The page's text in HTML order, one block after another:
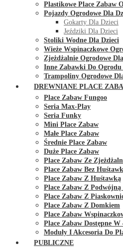
Plastikowe Place Zabaw
Pojazdy Ogrodowe Dla
Gokarty Dla Dzieci
Jeździki Dla Dzieci
Stoliki Wodne Dla Dzieci
Wieże Wspinaczkowe
Zjeżdżalnie Ogrodowe
Inne Zabawki Do Ogrodu
Trampoliny Ogrodowe
DREWNIANE PLACE
Place Zabaw Fungoo
Seria Max-Play
Seria Funky
Mini Place Zabaw
Małe Place Zabaw
Średnie Place Zabaw
Duże Place Zabaw
Place Zabaw Ze
Place Zabaw Bez
Place Zabaw Z Huśtawką
Place Zabaw Z
Place Zabaw Z
Place Zabaw Z Domkiem
Place Zabaw
Place Zabaw Dostępne W
Moduły I Akcesoria Do
PUBLICZNE